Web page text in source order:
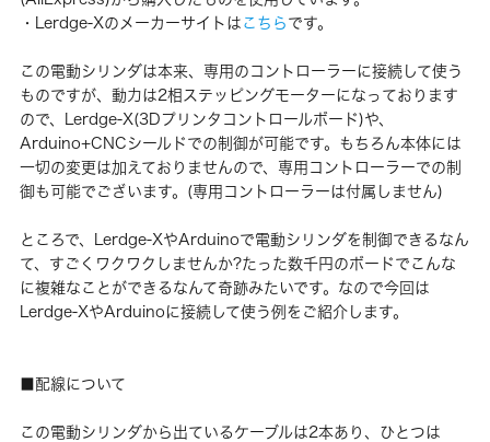
・Lerdge-Xのメーカーサイトはこちらです。
この電動シリンダは本来、専用のコントローラーに接続して使う
ものですが、動力は2相ステッピングモーターになっております
ので、Lerdge-X(3Dプリンタコントロールボード)や、
Arduino+CNCシールドでの制御が可能です。もちろん本体には
一切の変更は加えておりませんので、専用コントローラーでの制
御も可能でございます。(専用コントローラーは付属しません)
ところで、Lerdge-XやArduinoで電動シリンダを制御できるなん
て、すごくワクワクしませんか?たった数千円のボードでこんな
に複雑なことができるなんて奇跡みたいです。なので今回は
Lerdge-XやArduinoに接続して使う例をご紹介します。
■配線について
この電動シリンダから出ているケーブルは2本あり、ひとつは